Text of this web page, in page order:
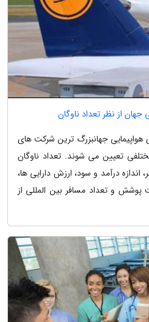
از نظر تعداد ناوگان
هواپیمایی جهانبزرگ ترین شرکت های
تعیین می شوند. تعداد ناوگان
اندازه درآمد و سود، ارزش دارایی ها،
پوشش و تعداد مسافر بین المللی از